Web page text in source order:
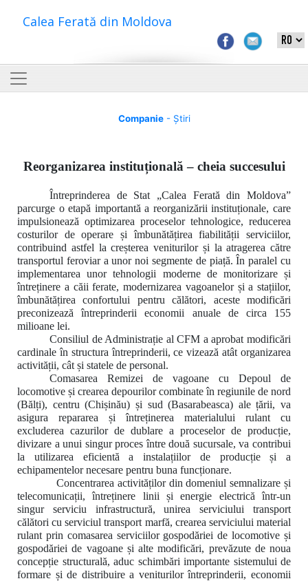
Calea Ferată din Moldova
Companie- Știri
Reorganizarea instituțională – cheia succesului
Întreprinderea de Stat „Calea Ferată din Moldova”
parcurge o etapă importantă a reorganizării instituționale, care
impulsionează optimizarea proceselor tehnologice, reducerea
costurilor de operare și îmbunătățirea fiabilității serviciilor,
contribuind astfel la creșterea veniturilor și la atragerea către
transportul feroviar a unor noi segmente de piață. În paralel cu
implementarea unor tehnologii moderne de monitorizare și
întreținere a căii ferate, modernizarea vagoanelor și a stațiilor,
îmbunătățirea confortului pentru călători, aceste modificări
preconizează întreprinderii economii anuale de circa 155
milioane lei.
Consiliul de Administrație al CFM a aprobat modificări
cardinale în structura întreprinderii, ce vizează atât organizarea
activității, cât și statele de personal.
Comasarea Remizei de vagoane cu Depoul de
locomotive și crearea depourilor combinate în regiunile de nord
(Bălți), centru (Chișinău) și sud (Basarabeasca) ale țării, va
asigura repararea și întreținerea materialului rulant cu
excluderea cazurilor de dublare a proceselor de producție,
divizare a unui singur proces între două sucursale, va contribui
la utilizarea eficientă a instalațiilor de producție și a
echipamentelor necesare pentru buna funcționare.
Concentrarea activităților din domeniul semnalizare și
telecomunicații, întreținere linii și energie electrică într-un
singur serviciu infrastructură, unirea serviciului transport
călători cu serviciul transport marfă, crearea serviciului material
rulant prin comasarea serviciilor gospodăriei de locomotive și
gospodăriei de vagoane și alte modificări, prevăzute de noua
concepție structurală, aduc schimbări importante sistemului de
formare și de distribuire a veniturilor întreprinderii, economii